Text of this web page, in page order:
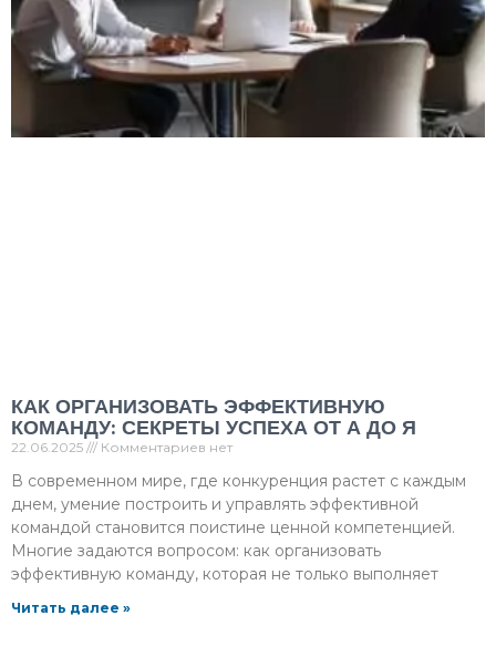
КАК ОРГАНИЗОВАТЬ ЭФФЕКТИВНУЮ
КОМАНДУ: СЕКРЕТЫ УСПЕХА ОТ А ДО Я
22.06.2025 Комментариев нет
В современном мире, где конкуренция растет с каждым
днем, умение построить и управлять эффективной
командой становится поистине ценной компетенцией.
Многие задаются вопросом: как организовать
эффективную команду, которая не только выполняет
Читать далее »